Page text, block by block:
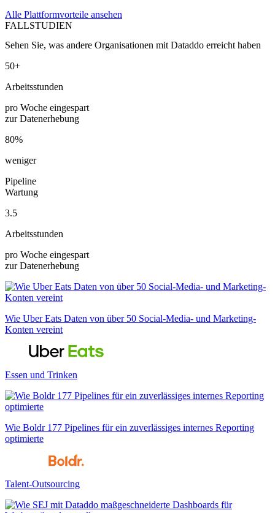
Alle Plattformvorteile ansehen
FALLSTUDIEN
Sehen Sie, was andere Organisationen mit Dataddo erreicht haben
50+
Arbeitsstunden
pro Woche eingespart
zur Datenerhebung
80%
weniger
Pipeline
Wartung
3.5
Arbeitsstunden
pro Woche eingespart
zur Datenerhebung
Wie Uber Eats Daten von über 50 Social-Media- und Marketing-
Konten vereint
Essen und Trinken
Wie Boldr 177 Pipelines für ein zuverlässiges internes Reporting
optimierte
Talent-Outsourcing